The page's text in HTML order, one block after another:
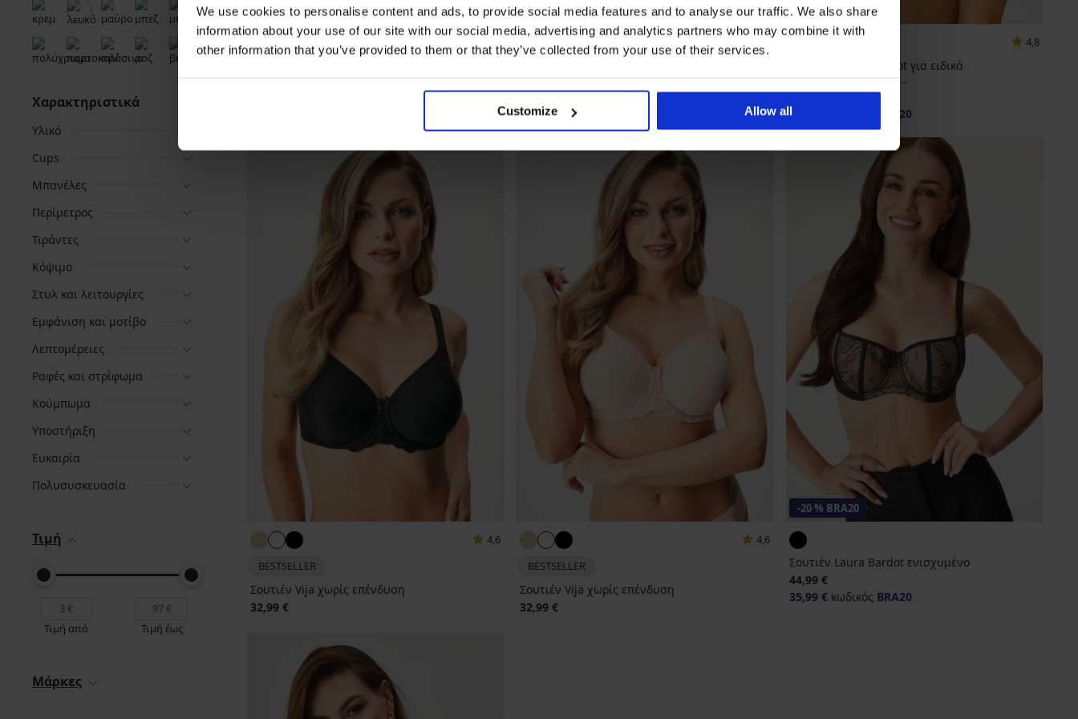
We use cookies to personalise content and ads, to provide social media features and to analyse our traffic. We also share
information about your use of our site with our social media, advertising and analytics partners who may combine it with
other information that you’ve provided to them or that they’ve collected from your use of their services.
Customize Allow all
Χαρακτηριστικά
Υλικό
Cups
Μπανέλες
Περίμετρος
Τιράντες
Κόψιμο
Στυλ και λειτουργίες
Εμφάνιση και μοτίβο
Λεπτομέρειες
Ραφές και στρίφωμα
Κούμπωμα
Υποστήριξη
Ευκαιρία
Πολυσυσκευασία
Τιμή
Τιμή από Τιμή έως
Μάρκες
-20 % BRA20
4,8
Σουτιέν Grand Bardot για ειδικά
στρογγυλεμένο ντεκ...
32,99 €
26,39 €
BRA20
4,6
BESTSELLER
Σουτιέν Vija χωρίς επένδυση
32,99 €
4,6
BESTSELLER
Σουτιέν Vija χωρίς επένδυση
32,99 €
-20 % BRA20
Σουτιέν Laura Bardot ενισχυμένο
44,99 €
35,99 €κωδικός BRA20